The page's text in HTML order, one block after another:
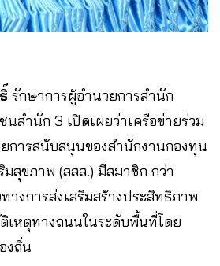
รักษาการผู้อำนวยการสำนัก
สำนัก 3 เปิดเผยว่าเครือข่ายร่วม
การสนับสนุนของสำนักงานกองทุน
สุขภาพ (สสส.) มีสมาชิก กว่า
งการส่งเสริมสร้างประสิทธิภาพ
เหตุทางถนนในระดับพื้นที่โดย
งถิ่น